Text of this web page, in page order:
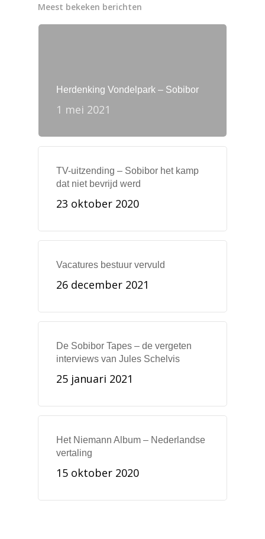
Meest bekeken berichten
Herdenking Vondelpark – Sobibor
1 mei 2021
TV-uitzending – Sobibor het kamp
dat niet bevrijd werd
23 oktober 2020
Vacatures bestuur vervuld
26 december 2021
De Sobibor Tapes – de vergeten
interviews van Jules Schelvis
25 januari 2021
Het Niemann Album – Nederlandse
vertaling
15 oktober 2020